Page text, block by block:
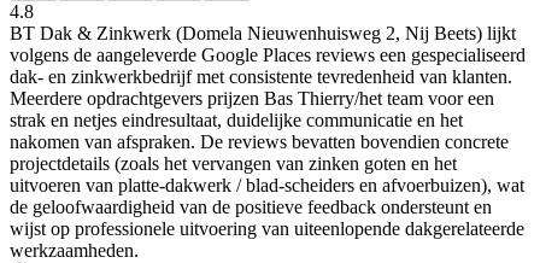
4.8
BT Dak & Zinkwerk (Domela Nieuwenhuisweg 2, Nij Beets) lijkt
volgens de aangeleverde Google Places reviews een gespecialiseerd
dak- en zinkwerkbedrijf met consistente tevredenheid van klanten.
Meerdere opdrachtgevers prijzen Bas Thierry/het team voor een
strak en netjes eindresultaat, duidelijke communicatie en het
nakomen van afspraken. De reviews bevatten bovendien concrete
projectdetails (zoals het vervangen van zinken goten en het
uitvoeren van platte-dakwerk / blad-scheiders en afvoerbuizen), wat
de geloofwaardigheid van de positieve feedback ondersteunt en
wijst op professionele uitvoering van uiteenlopende dakgerelateerde
werkzaamheden.